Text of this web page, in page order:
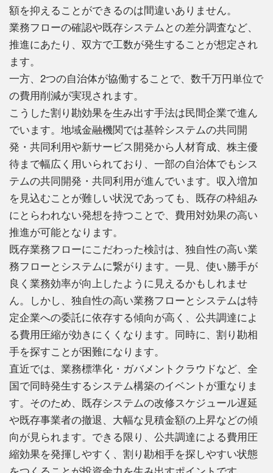
額を抑えることができるのは間違いありません。
業務フローの確認や既存システムとの差分調査など、
推進にあたり、双方で工数が発生することが想定され
ます。
一方、2つの自治体が協働することで、数千万円単位で
の費用削減が実現されます。
こうした割り勘効果を生み出す手法は民間企業で進ん
でいます。地域金融機関では基幹システムの共同開
発・共同利用や新サービス開発から人材育成、株主優
待まで幅広く用いられており、一部の自治体でもシス
テムの共同開発・共同利用が進んでいます。収入増加
を見込むことが難しい状況であっても、既存の枠組み
にとらわれない発想を持つことで、費用対効果の高い
推進が可能となります。
既存業務フローにこだわった検討は、独自性の高い業
務フローとシステムに繋がります。一見、使い勝手が
良く業務効率が向上したように見えるかもしれませ
ん。しかし、独自性の高い業務フローとシステムは特
定企業への委託に依存する傾向が高く、公共調達によ
る費用圧縮が効きにくくなります。同時に、割り勘相
手を探すことが困難になります。
直近では、業務標準化・ガバメントクラウドなど、全
国で同時発生するシステム構築のイベントが重なりま
す。そのため、既存システムの改修スケジュール遅延
や既存事業者の撤退、大幅な見積金額の上昇などの傾
向が見られます。できる限り、公共調達による費用圧
縮効果を発揮しやすく、割り勘相手を探しやすい状態